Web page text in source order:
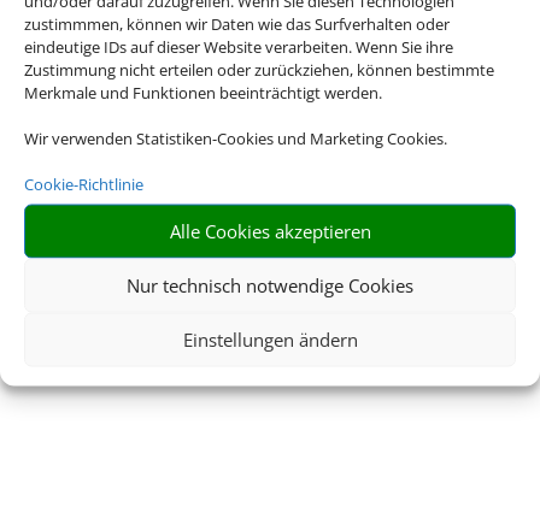
zustimmmen, können wir Daten wie das Surfverhalten oder
eindeutige IDs auf dieser Website verarbeiten. Wenn Sie ihre
Zustimmung nicht erteilen oder zurückziehen, können bestimmte
Merkmale und Funktionen beeinträchtigt werden.
Wir verwenden Statistiken-Cookies und Marketing Cookies.
Cookie-Richtlinie
Alle Cookies akzeptieren
Nur technisch notwendige Cookies
Einstellungen ändern